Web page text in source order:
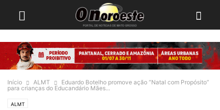
Início ALMT
Eduardo Botelho promove ação “Natal com Propósito”
para crianças do Educandário Mães...
ALMT